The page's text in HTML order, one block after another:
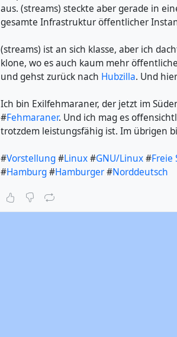
aus. (streams) steckte aber gerade in
gesamte Infrastruktur öffentlicher
(streams) ist an sich klasse, aber ich
klone, wo es auch kaum mehr
und gehst zurück nach Hubzilla. Und
Ich bin Exilfehmaraner, der jetzt im
#Fehmaraner. Und ich mag es
trotzdem leistungsfähig ist. Im übrigen
#Vorstellung#Linux#GNU/Linux#Freie
#Hamburg#Hamburger#Norddeutsch